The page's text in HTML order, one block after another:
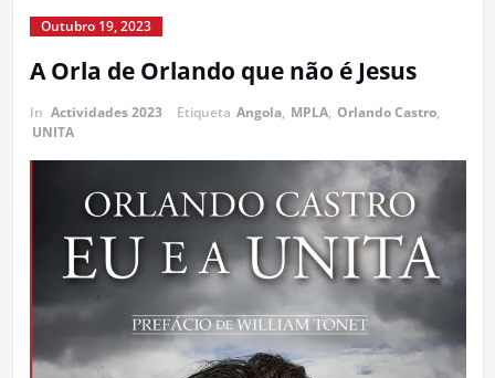
Outubro 19, 2023
A Orla de Orlando que não é Jesus
In Actividades 2023 Etiqueta Angola, MPLA, Orlando Castro,
UNITA